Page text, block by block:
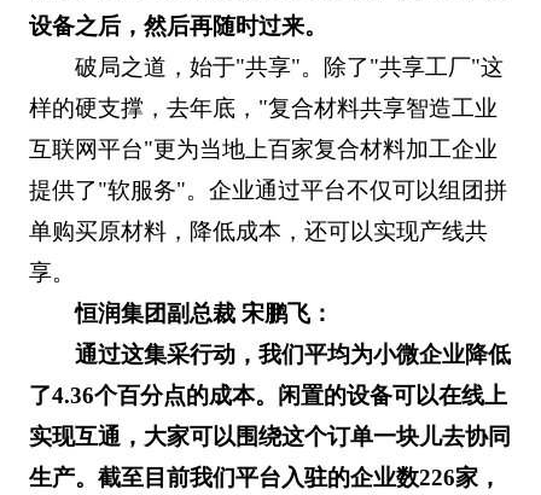
设备之后，然后再随时过来。
破局之道，始于"共享"。除了"共享工厂"这
样的硬支撑，去年底，"复合材料共享智造工业
互联网平台"更为当地上百家复合材料加工企业
提供了"软服务"。企业通过平台不仅可以组团拼
单购买原材料，降低成本，还可以实现产线共
享。
恒润集团副总裁 宋鹏飞：
通过这集采行动，我们平均为小微企业降低
了4.36个百分点的成本。闲置的设备可以在线上
实现互通，大家可以围绕这个订单一块儿去协同
生产。截至目前我们平台入驻的企业数226家，